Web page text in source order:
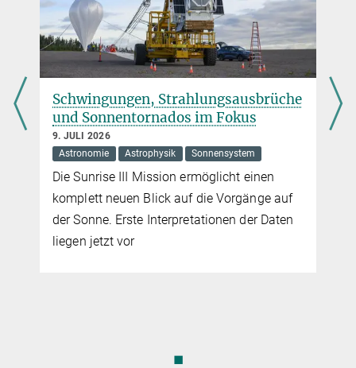
Strahlungsausbrüche
Sonnentornados im Fokus
Astrophysik Sonnensystem
Sunrise III Mission ermöglicht einen
neuen Blick auf die Vorgänge auf
Sonne. Erste Interpretationen der Daten
jetzt vor
ExoMars:
Suche
2030
von Leben
◼